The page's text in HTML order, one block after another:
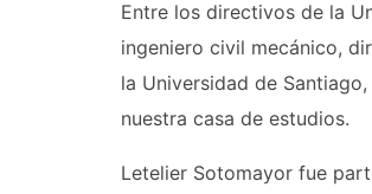
Entre los directivos de la
ingeniero civil mecánico,
la Universidad de
nuestra casa de estudios.
Letelier Sotomayor fue